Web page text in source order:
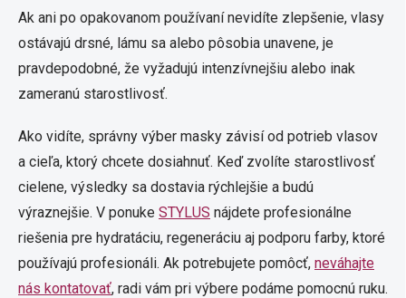
Ak ani po opakovanom používaní nevidíte zlepšenie, vlasy
ostávajú drsné, lámu sa alebo pôsobia unavene, je
pravdepodobné, že vyžadujú intenzívnejšiu alebo inak
zameranú starostlivosť.
Ako vidíte, správny výber masky závisí od potrieb vlasov
a cieľa, ktorý chcete dosiahnuť. Keď zvolíte starostlivosť
cielene, výsledky sa dostavia rýchlejšie a budú
výraznejšie. V ponuke STYLUS nájdete profesionálne
riešenia pre hydratáciu, regeneráciu aj podporu farby, ktoré
používajú profesionáli. Ak potrebujete pomôcť, neváhajte
nás kontatovať, radi vám pri výbere podáme pomocnú ruku.